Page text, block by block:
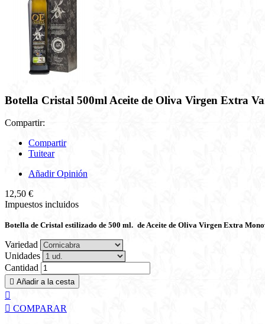
Botella Cristal 500ml Aceite de Oliva Virgen Extra
Compartir:
Compartir
Tuitear
Añadir Opinión
12,50 €
Impuestos incluidos
Botella de Cristal estilizado de 500 ml. de Aceite de Oliva Virgen Extra
Variedad
Unidades
Cantidad
 Añadir a la cesta

 COMPARAR